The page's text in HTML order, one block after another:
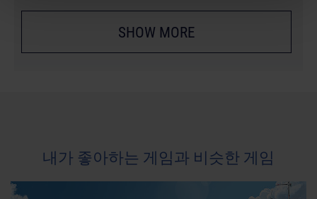
SHOW MORE
내가 좋아하는 게임과 비슷한 게임